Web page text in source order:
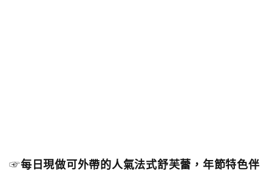
☞每日現做可外帶的人氣法式舒芙蕾，年節特色伴